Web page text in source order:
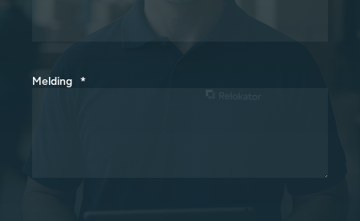
Melding *